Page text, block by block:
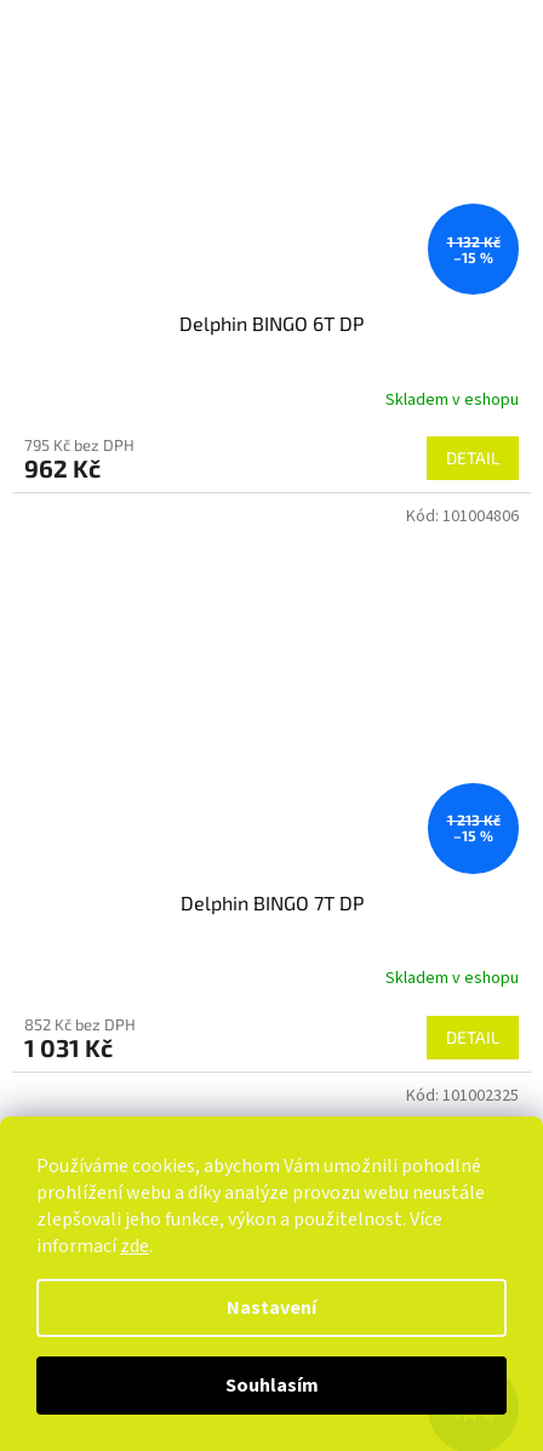
Používáme cookies, abychom Vám umožnili pohodlné
prohlížení webu a díky analýze provozu webu neustále
zlepšovali jeho funkce, výkon a použitelnost. Více
informacízde.
Nastavení
Souhlasím
1 132 Kč
–15 %
Delphin BINGO 6T DP
Skladem v eshopu
795 Kč bez DPH
962 Kč DETAIL
1 213 Kč
–15 %
Delphin BINGO 7T DP
Skladem v eshopu
852 Kč bez DPH
1 031 Kč DETAIL
Kód: 101004806
–14 %
Kód: 101002325